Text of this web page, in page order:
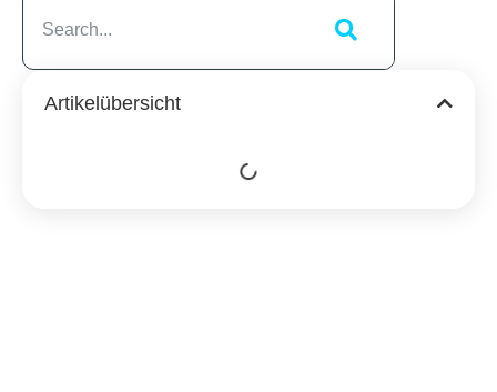
Artikelübersicht